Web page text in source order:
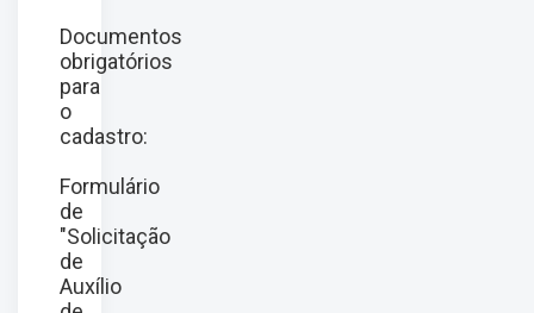
Documentos
obrigatórios
para
o
cadastro:
Formulário
de
"Solicitação
de
Auxílio